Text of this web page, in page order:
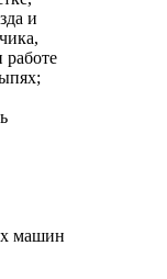
и
работе
машин